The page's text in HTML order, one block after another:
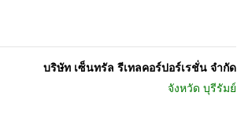
บริษัท เซ็นทรัล รีเทลคอร์ปอร์เรชั่น จำกัด
จังหวัด บุรีรัมย์